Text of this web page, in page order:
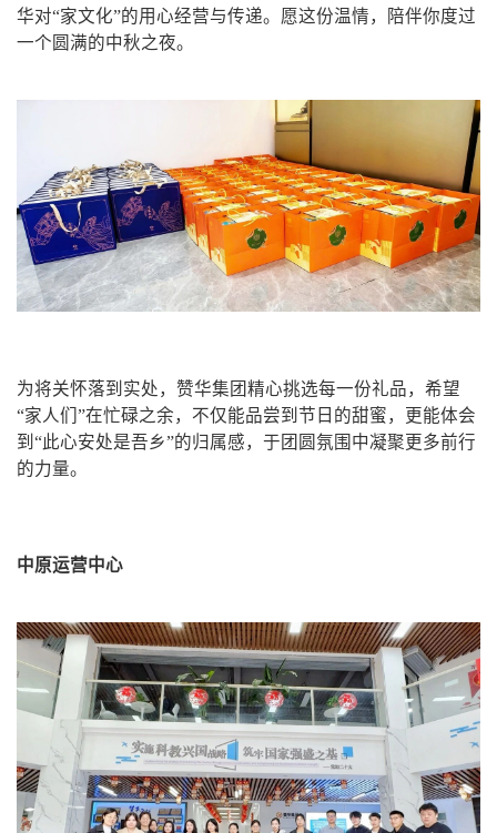
华对“家文化”的用心经营与传递。愿这份温情，陪伴你度过
一个圆满的中秋之夜。
为将关怀落到实处，赞华集团精心挑选每一份礼品，希望
“家人们”在忙碌之余，不仅能品尝到节日的甜蜜，更能体会
到“此心安处是吾乡”的归属感，于团圆氛围中凝聚更多前行
的力量。
中原运营中心